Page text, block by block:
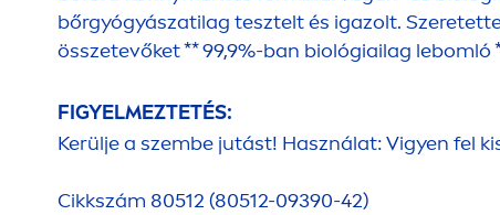
bőrgyógyászatilag tesztelt és igazolt.
összetevőket ** 99,9%-ban biológiailag lebomló
FIGYELMEZTETÉS:
Kerülje a szembe jutást! Használat: Vigyen fel
Cikkszám 80512 (80512-09390-42)